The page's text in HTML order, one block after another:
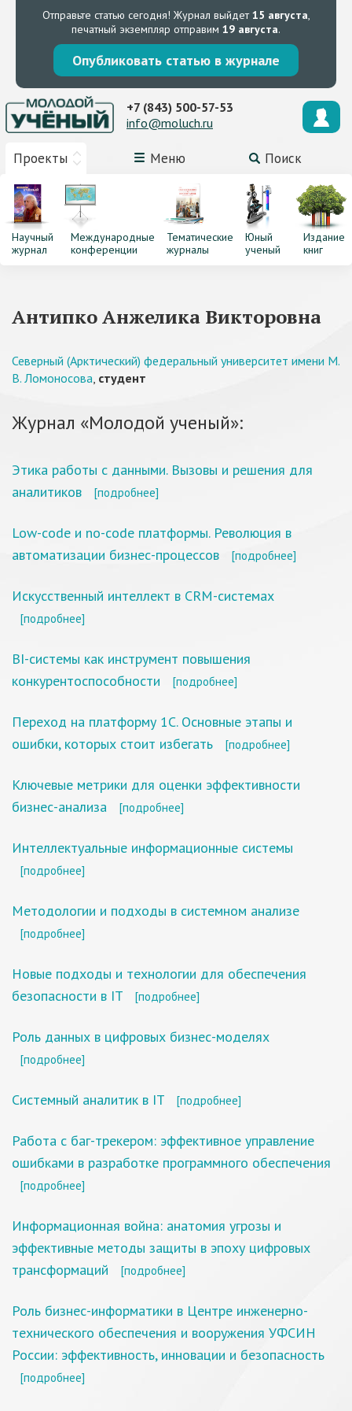
Отправьте статью сегодня! Журнал выйдет15 августа,
печатный экземпляр отправим 19 августа.
Опубликовать статью в журнале
Проекты Меню Поиск
+7 (843) 500-57-53
info@moluch.ru
Научный
журнал
Международные
конференции
Тематические
журналы
Юный
ученый
Издание
книг
Антипко Анжелика Викторовна
Северный (Арктический) федеральный университет имени М.
В. Ломоносова, студент
Журнал «Молодой ученый»:
Этика работы с данными. Вызовы и решения для
аналитиков
[подробнее]
Low-code и no-code платформы. Революция в
автоматизации бизнес-процессов
[подробнее]
Искусственный интеллект в CRM-системах
[подробнее]
BI-системы как инструмент повышения
конкурентоспособности
[подробнее]
Переход на платформу 1С. Основные этапы и
ошибки, которых стоит избегать
[подробнее]
Ключевые метрики для оценки эффективности
бизнес-анализа
[подробнее]
Интеллектуальные информационные системы
[подробнее]
Методологии и подходы в системном анализе
[подробнее]
Новые подходы и технологии для обеспечения
безопасности в IT
[подробнее]
Роль данных в цифровых бизнес-моделях
[подробнее]
Системный аналитик в IT [подробнее]
Работа с баг-трекером: эффективное управление
ошибками в разработке программного обеспечения
[подробнее]
Информационная война: анатомия угрозы и
эффективные методы защиты в эпоху цифровых
трансформаций
[подробнее]
Роль бизнес-информатики в Центре инженерно-
технического обеспечения и вооружения УФСИН
России: эффективность, инновации и безопасность
[подробнее]